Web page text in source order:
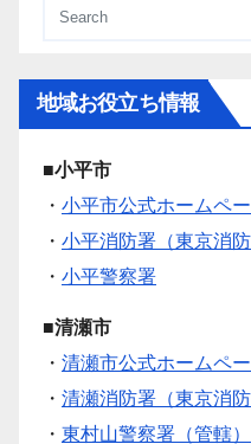
地域お役立ち情報
■小平市
・ 小平市公式ホームペ
・ 小平消防署（東京消防
・ 小平警察署
■清瀬市
・ 清瀬市公式ホームペ
・ 清瀬消防署（東京消防
・ 東村山警察署（管轄）